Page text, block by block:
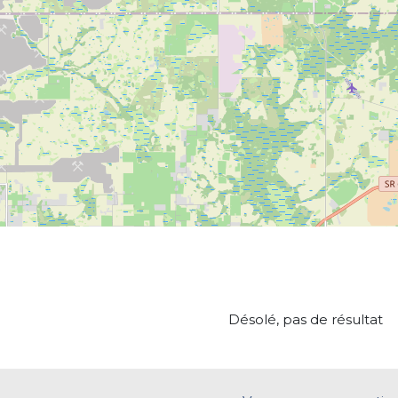
Désolé, pas de résultat